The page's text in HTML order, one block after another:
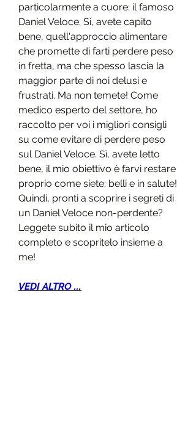
particolarmente a cuore: il famoso
Daniel Veloce. Sì, avete capito
bene, quell'approccio alimentare
che promette di farti perdere peso
in fretta, ma che spesso lascia la
maggior parte di noi delusi e
frustrati. Ma non temete! Come
medico esperto del settore, ho
raccolto per voi i migliori consigli
su come evitare di perdere peso
sul Daniel Veloce. Sì, avete letto
bene, il mio obiettivo è farvi restare
proprio come siete: belli e in salute!
Quindi, pronti a scoprire i segreti di
un Daniel Veloce non-perdente?
Leggete subito il mio articolo
completo e scopritelo insieme a
me!
VEDI ALTRO ...